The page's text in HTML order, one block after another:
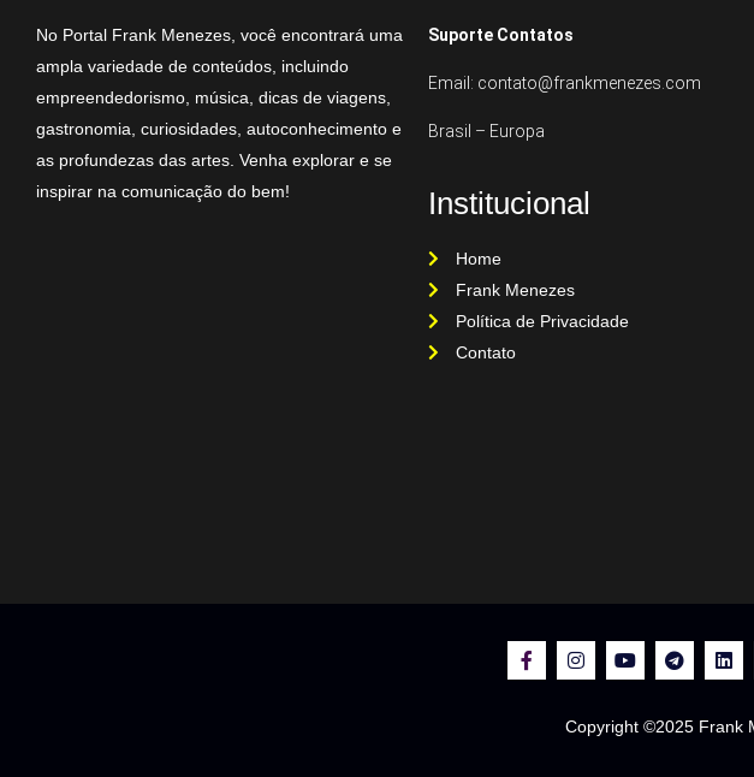
No Portal Frank Menezes, você encontrará uma
ampla variedade de conteúdos, incluindo
empreendedorismo, música, dicas de viagens,
gastronomia, curiosidades, autoconhecimento e
as profundezas das artes. Venha explorar e se
inspirar na comunicação do bem!
Suporte Contatos
Email: contato@frankmenezes.com
Brasil – Europa
Institucional
Home
Frank Menezes
Política de Privacidade
Contato
Copyright ©2025 Frank